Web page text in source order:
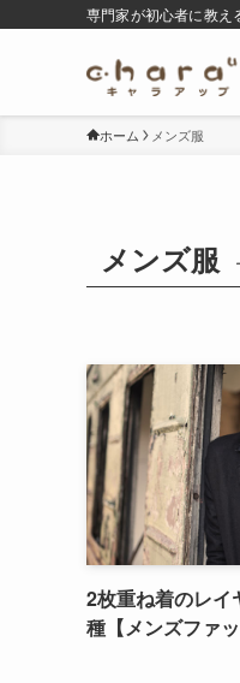
専門家が初心者に教え
ホーム メンズ服
メンズ服
2枚重ね着のレイ
種【メンズファ